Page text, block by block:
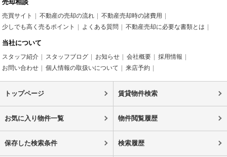
売却相談
売買サイト 不動産の売却の流れ
不動産売却時の諸費用
少しでも高く売るポイント
よくある質問 不動産売却に必要な書類とは
当社について
スタッフ紹介 スタッフブログ お知らせ 会社概要
採用情報
お問い合わせ
個人情報の取扱いについて 来店予約
トップページ 賃貸物件検索
お気に入り物件一覧 物件閲覧履歴
保存した検索条件 検索履歴